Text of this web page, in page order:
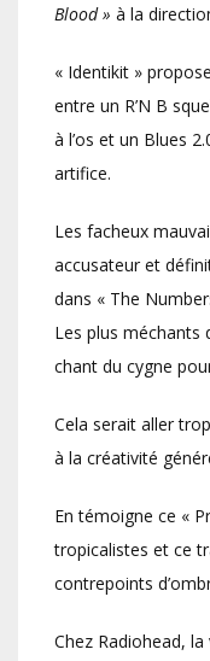
Blood » à la
« Identikit »
entre un R’N B
à l’os et un Blues
artifice.
Les facheux
accusateur et
dans « The
Les plus méchants
chant du cygne
Cela serait aller
à la créativité
En témoigne ce «
tropicalistes et ce
contrepoints
Chez Radiohead,